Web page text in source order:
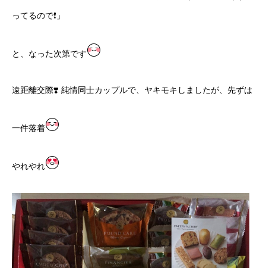
ってるので❗️」
と、なった次第です
遠距離交際❣️ 純情同士カップルで、ヤキモキしましたが、先ずは
一件落着
やれやれ